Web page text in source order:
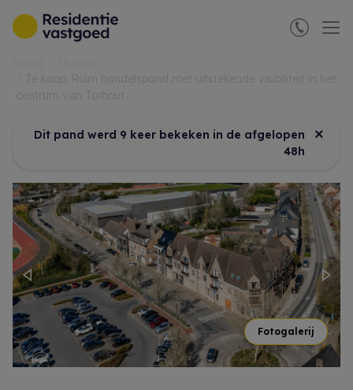
Menu overslaan en naar de inhoud gaan
Dit pand werd 9 keer bekeken in de afgelopen
48h
×
Previous
Fotogalerij